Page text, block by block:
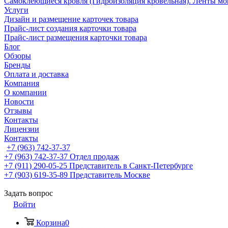
Услуги
Дизайн и размещение карточек товара
Прайс-лист создания карточки товара
Прайс-лист размещения карточки товара
Блог
Обзоры
Бренды
Оплата и доставка
Компания
О компании
Новости
Отзывы
Контакты
Лицензии
Контакты
+7 (963) 742-37-37
+7 (963) 742-37-37 Отдел продаж
+7 (911) 290-05-25 Представитель в Санкт-Петербурге
+7 (903) 619-35-89 Представитель Москве
Задать вопрос
Войти
Корзина0